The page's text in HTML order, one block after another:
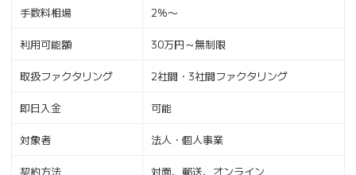
手数料相場 2％〜
利用可能額 30万円～無制限
取扱ファクタリング 2社間・3社間ファクタリング
即日入金 可能
対象者 法人・個人事業
契約方法 対面、郵送、オンライン